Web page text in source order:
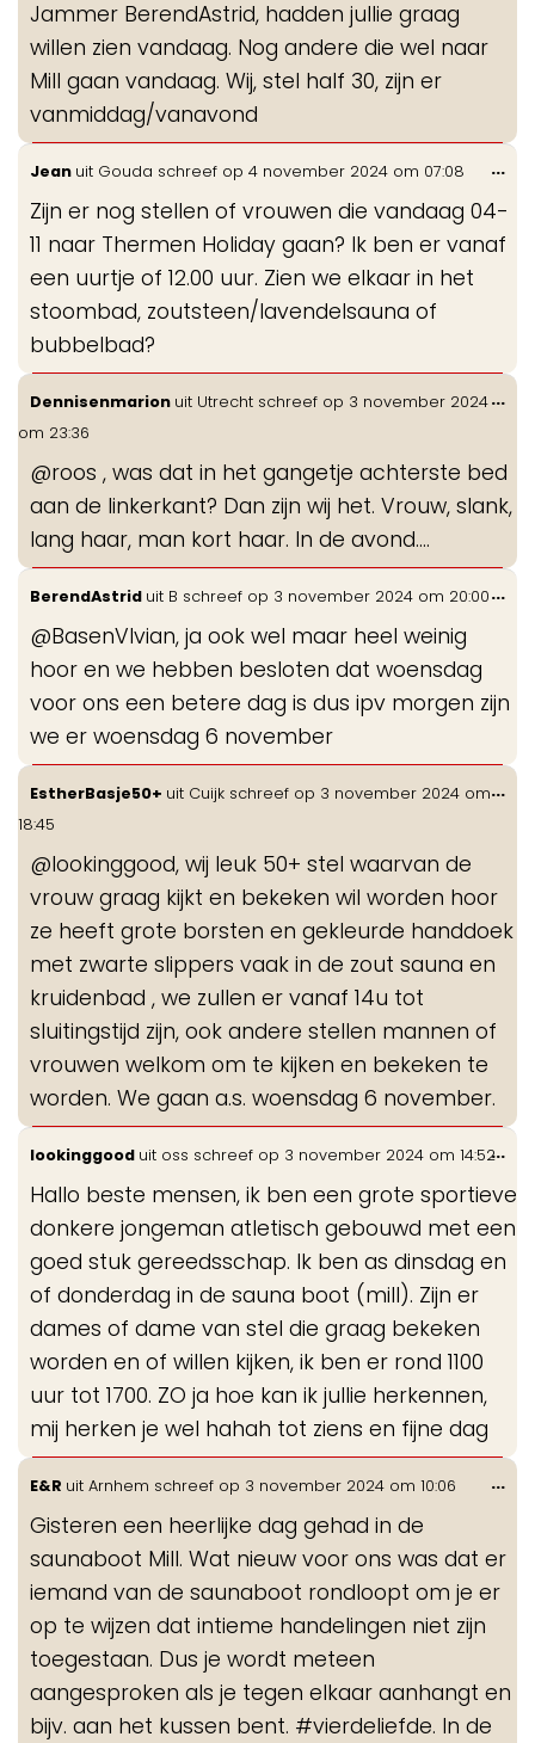
Jammer BerendAstrid, hadden jullie graag
willen zien vandaag. Nog andere die wel naar
Mill gaan vandaag. Wij, stel half 30, zijn er
vanmiddag/vanavond
Jean uit Gouda schreef op 4 november 2024 om 07:08
Zijn er nog stellen of vrouwen die vandaag 04-
11 naar Thermen Holiday gaan? Ik ben er vanaf
een uurtje of 12.00 uur. Zien we elkaar in het
stoombad, zoutsteen/lavendelsauna of
bubbelbad?
...
Dennisenmarion uit Utrecht schreef op 3 november 2024
om 23:36
@roos , was dat in het gangetje achterste bed
aan de linkerkant? Dan zijn wij het. Vrouw, slank,
lang haar, man kort haar. In de avond....
...
BerendAstrid uit B schreef op 3 november 2024 om 20:00
@BasenVIvian, ja ook wel maar heel weinig
hoor en we hebben besloten dat woensdag
voor ons een betere dag is dus ipv morgen zijn
we er woensdag 6 november
...
EstherBasje50+ uit Cuijk schreef op 3 november 2024 om
18:45
@lookinggood, wij leuk 50+ stel waarvan de
vrouw graag kijkt en bekeken wil worden hoor
ze heeft grote borsten en gekleurde handdoek
met zwarte slippers vaak in de zout sauna en
kruidenbad , we zullen er vanaf 14u tot
sluitingstijd zijn, ook andere stellen mannen of
vrouwen welkom om te kijken en bekeken te
worden. We gaan a.s. woensdag 6 november.
...
lookinggood uit oss schreef op 3 november 2024 om 14:52
Hallo beste mensen, ik ben een grote sportieve
donkere jongeman atletisch gebouwd met een
goed stuk gereedsschap. Ik ben as dinsdag en
of donderdag in de sauna boot (mill). Zijn er
dames of dame van stel die graag bekeken
worden en of willen kijken, ik ben er rond 1100
uur tot 1700. ZO ja hoe kan ik jullie herkennen,
mij herken je wel hahah tot ziens en fijne dag
...
E&R uit Arnhem schreef op 3 november 2024 om 10:06
Gisteren een heerlijke dag gehad in de
saunaboot Mill. Wat nieuw voor ons was dat er
iemand van de saunaboot rondloopt om je er
op te wijzen dat intieme handelingen niet zijn
toegestaan. Dus je wordt meteen
aangesproken als je tegen elkaar aanhangt en
bijv. aan het kussen bent. #vierdeliefde. In de
...